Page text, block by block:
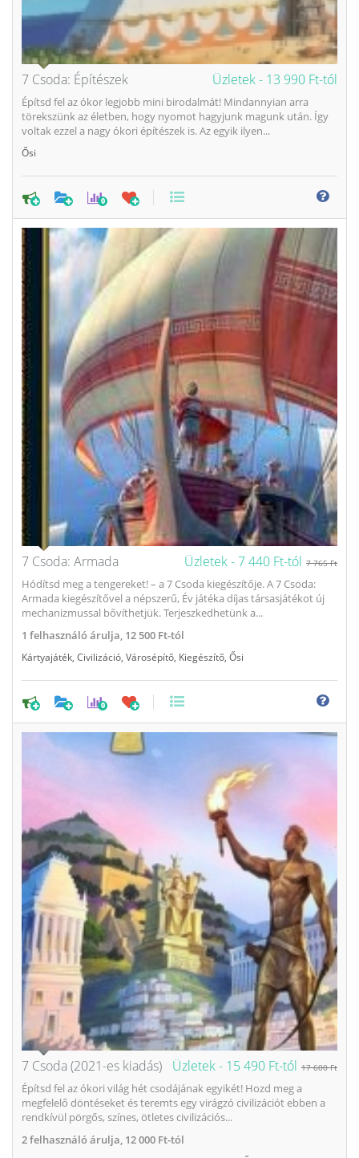
Üzletek - 13 990 Ft-tól
7 Csoda: Építészek
Építsd fel az ókor legjobb mini birodalmát! Mindannyian arra
törekszünk az életben, hogy nyomot hagyjunk magunk után. Így
voltak ezzel a nagy ókori építészek is. Az egyik ilyen...
Ősi
0
Üzletek -7 440 Ft-tól 7 765 Ft
7 Csoda: Armada
Hódítsd meg a tengereket! – a 7 Csoda kiegészítője. A 7 Csoda:
Armada kiegészítővel a népszerű, Év játéka díjas társasjátékot új
mechanizmussal bővíthetjük. Terjeszkedhetünk a...
1 felhasználó árulja, 12 500 Ft-tól
Kártyajáték, Civilizáció, Városépítő, Kiegészítő, Ősi
0
Üzletek - 15 490 Ft-tól 17 600 Ft
7 Csoda (2021-es kiadás)
Építsd fel az ókori világ hét csodájának egyikét! Hozd meg a
megfelelő döntéseket és teremts egy virágzó civilizációt ebben a
rendkívül pörgős, színes, ötletes civilizációs...
2felhasználó árulja, 12 000 Ft-tól